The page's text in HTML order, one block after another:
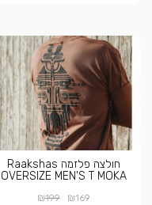
חולצה פלזמה Raakshas
OVERSIZE MEN'S T MOKA
₪169
₪199